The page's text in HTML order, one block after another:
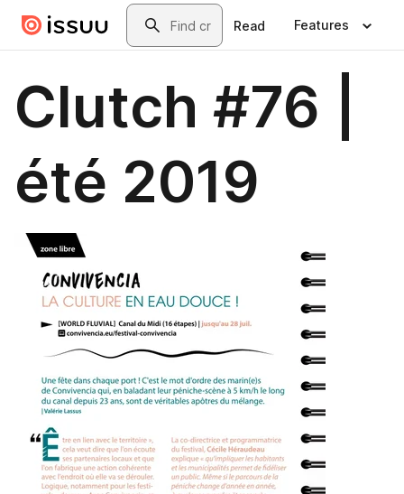
Skip to main contentSearch
Read Features
Clutch #76 |
été 2019